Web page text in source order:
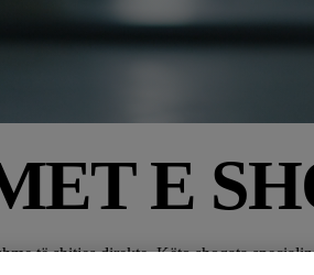
E
të shitjes direkte. Këto shoqata